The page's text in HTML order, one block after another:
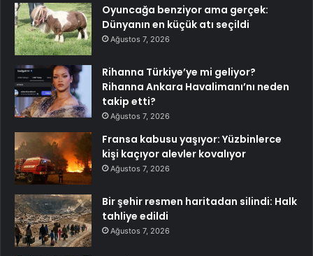
Oyuncağa benziyor ama gerçek:
Dünyanın en küçük atı seçildi
Ağustos 7, 2026
Rihanna Türkiye’ye mi geliyor?
Rihanna Ankara Havalimanı’nı neden
takip etti?
Ağustos 7, 2026
Fransa kabusu yaşıyor: Yüzbinlerce
kişi kaçıyor alevler kovalıyor
Ağustos 7, 2026
Bir şehir resmen haritadan silindi: Halk
tahliye edildi
Ağustos 7, 2026